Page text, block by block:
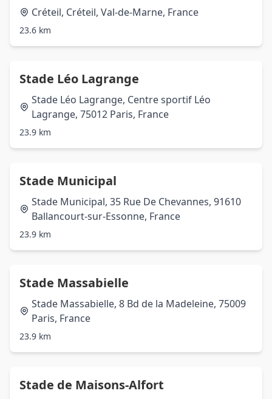
Créteil, Créteil, Val-de-Marne, France
23.6 km
Stade Léo Lagrange
Stade Léo Lagrange, Centre sportif Léo
Lagrange, 75012 Paris, France
23.9 km
Stade Municipal
Stade Municipal, 35 Rue De Chevannes, 91610
Ballancourt-sur-Essonne, France
23.9 km
Stade Massabielle
Stade Massabielle, 8 Bd de la Madeleine, 75009
Paris, France
23.9 km
Stade de Maisons-Alfort